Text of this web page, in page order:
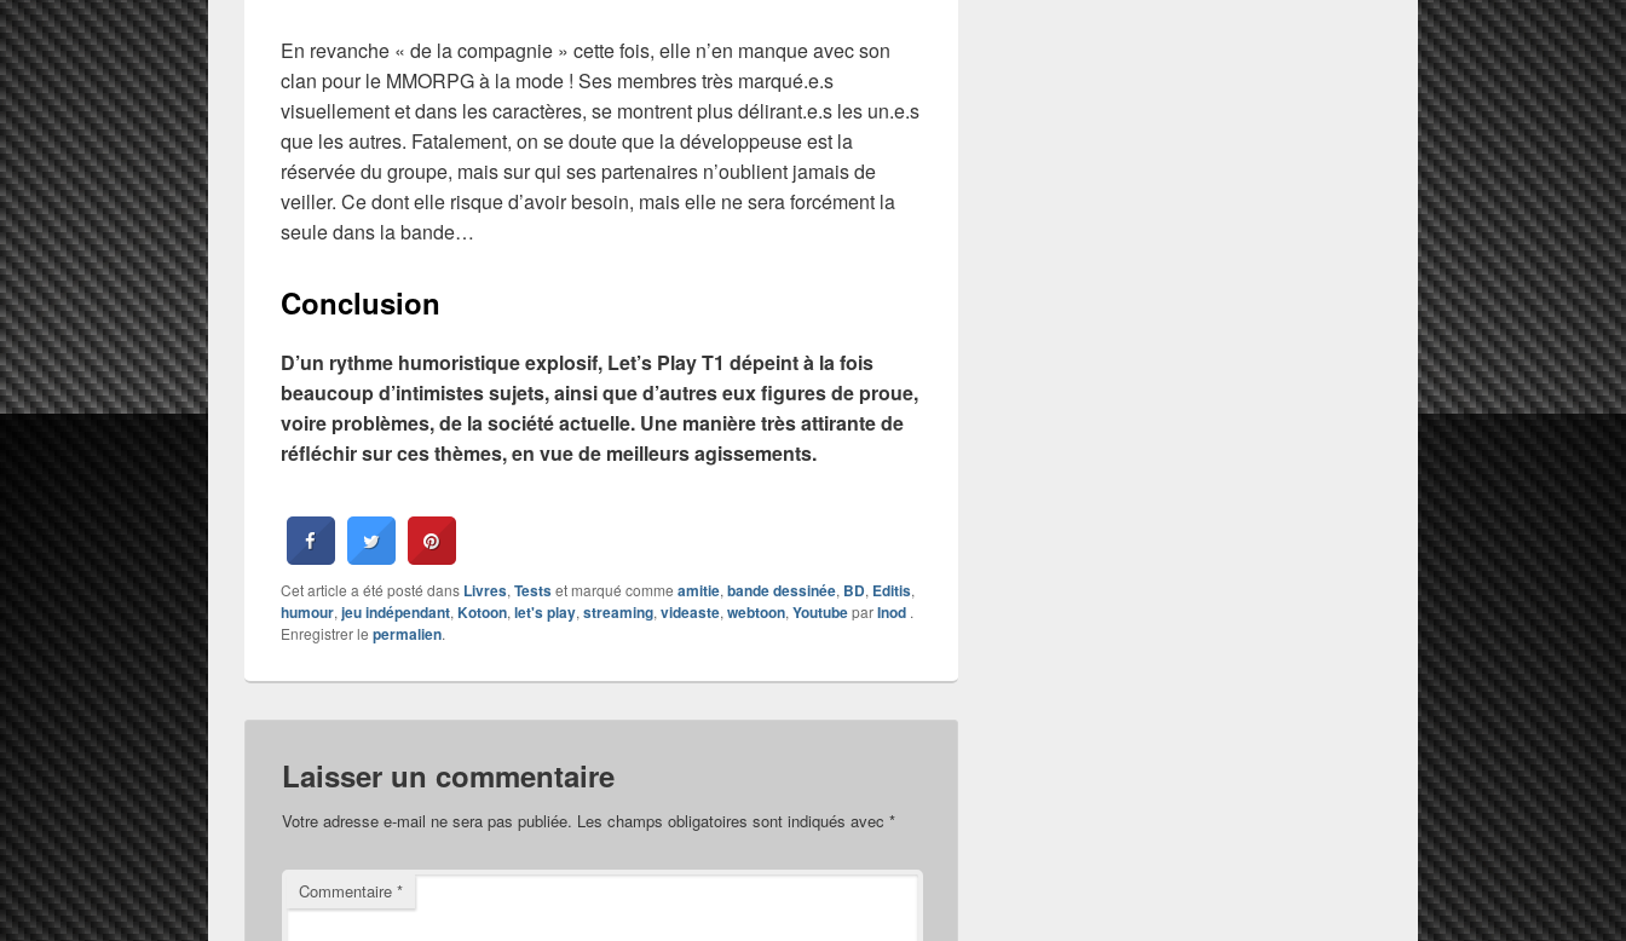
En revanche « de la compagnie » cette fois, elle n’en manque avec son
clan pour le MMORPG à la mode ! Ses membres très marqué.e.s
visuellement et dans les caractères, se montrent plus délirant.e.s les un.e.s
que les autres. Fatalement, on se doute que la développeuse est la
réservée du groupe, mais sur qui ses partenaires n’oublient jamais de
veiller. Ce dont elle risque d’avoir besoin, mais elle ne sera forcément la
seule dans la bande…
Conclusion
D’un rythme humoristique explosif, Let’s Play T1 dépeint à la fois
beaucoup d’intimistes sujets, ainsi que d’autres eux figures de proue,
voire problèmes, de la société actuelle. Une manière très attirante de
réfléchir sur ces thèmes, en vue de meilleurs agissements.
Cet article a été posté dans Livres, Testset marqué comme amitie, bande dessinée, BD, Editis,
humour, jeu indépendant, Kotoon, let's play, streaming, videaste, webtoon, YoutubeparInod .
Enregistrer le permalien.
Laisser un commentaire
Votre adresse e-mail ne sera pas publiée. Les champs obligatoires sont indiqués avec *
Commentaire *